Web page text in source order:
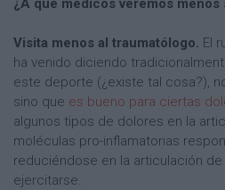
¿A qué médicos veremos menos
Visita menos al traumatólogo. El
ha venido diciendo
este deporte (¿existe tal cosa?),
sino que es bueno para ciertas
algunos tipos de dolores en la
moléculas pro-inflamatorias
reduciéndose en la articulación
ejercitarse.